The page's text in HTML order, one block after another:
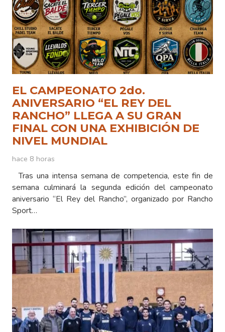
EL CAMPEONATO 2do.
ANIVERSARIO “EL REY DEL
RANCHO” LLEGA A SU GRAN
FINAL CON UNA EXHIBICIÓN DE
NIVEL MUNDIAL
hace 8 horas
Tras una intensa semana de competencia, este fin de
semana culminará la segunda edición del campeonato
aniversario “El Rey del Rancho”, organizado por Rancho
Sport…